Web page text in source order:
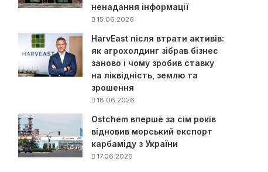
ненадання інформації
15.06.2026
HarvEast після втрати активів:
як агрохолдинг зібрав бізнес
заново і чому зробив ставку
на ліквідність, землю та
зрошення
18.06.2026
Ostchem вперше за сім років
відновив морський експорт
карбаміду з України
17.06.2026